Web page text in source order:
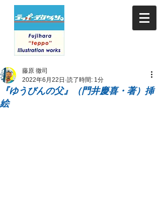
『ゆうびんの父』（門井慶喜・著）挿
絵
藤原 徹司
2022年6月22日 読了時間: 1分